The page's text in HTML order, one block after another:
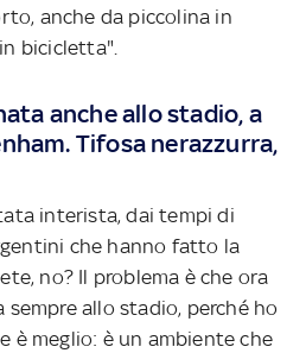
anche da piccolina in
bicicletta".
anche allo stadio, a
Tifosa nerazzurra,
interista, dai tempi di
che hanno fatto la
no? Il problema è che ora
sempre allo stadio, perché ho
è meglio: è un ambiente che